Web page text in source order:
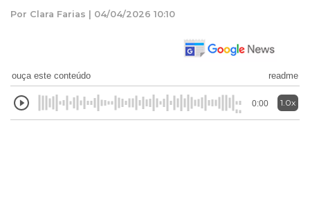
Por Clara Farias | 04/04/2026 10:10
ouça este conteúdo readme
0:00 1.0x